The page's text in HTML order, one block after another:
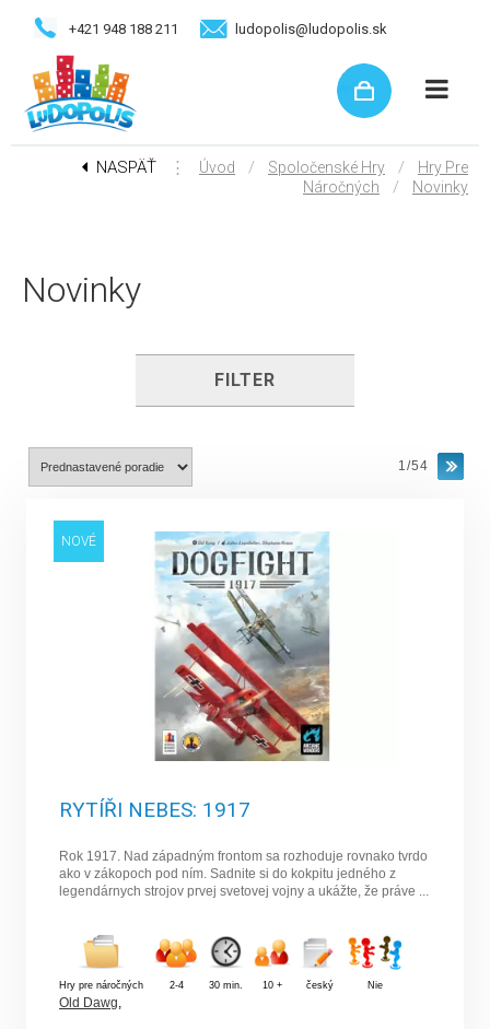
+421 948 188 211 ludopolis@ludopolis.sk
NASPÄŤ ⋮ Úvod / Spoločenské Hry /
Hry Pre
Náročných
/ Novinky
Novinky
FILTER
1/54
NOVÉ
RYTÍŘI NEBES: 1917
Rok 1917. Nad západným frontom sa rozhoduje rovnako tvrdo
ako v zákopoch pod ním. Sadnite si do kokpitu jedného z
legendárnych strojov prvej svetovej vojny a ukážte, že práve ...
Hry pre náročných 2-4 30 min. 10 + český Nie
Old Dawg,